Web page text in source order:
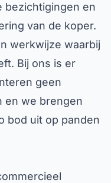
bezichtigingen en
van de koper.
werkwijze waarbij
Bij ons is er
geen
en we brengen
bod uit op panden